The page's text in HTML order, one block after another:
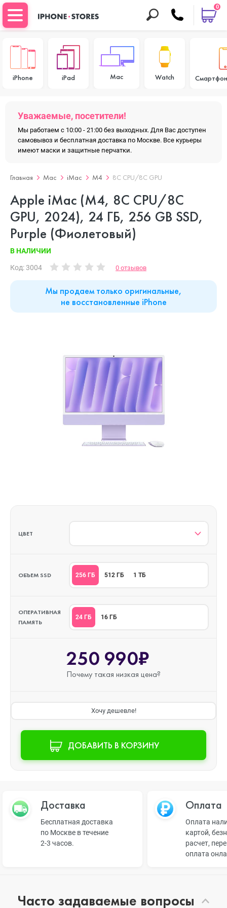
0
iPhone iPad Mac Watch
Уважаемые, посетители!
Мы работаем с 10:00 - 21:00 без выходных. Для Вас доступен
самовывоз и бесплатная доставка по Москве. Все курьеры
имеют маски и защитные перчатки.
Главная Mac iMac M4 8C CPU/8C GPU
Apple iMac (M4, 8C CPU/8C
GPU, 2024), 24 ГБ, 256 GB SSD,
Purple (Фиолетовый)
В НАЛИЧИИ
Код: 3004 0 отзывов
Мы продаем только оригинальные,
не восстановленные iPhone
ЦВЕТ
ОБЪЕМ SSD 256 ГБ 512 ГБ 1 ТБ
ОПЕРАТИВНАЯ
ПАМЯТЬ
24 ГБ 16 ГБ
250 990₽
Почему такая низкая цена?
Хочу дешевле!
ДОБАВИТЬ В КОРЗИНУ
Доставка
Бесплатная доставка
по Москве в течение
2-3 часов.
Оплата
Оплата
картой,
расчет,
оплата
Часто задаваемые вопросы